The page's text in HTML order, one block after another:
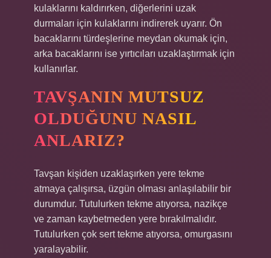
kulaklarını kaldırırken, diğerlerini uzak
durmaları için kulaklarını indirerek uyarır. Ön
bacaklarını türdeşlerine meydan okumak için,
arka bacaklarını ise yırtıcıları uzaklaştırmak için
kullanırlar.
TAVŞANIN MUTSUZ
OLDUĞUNU NASIL
ANLARIZ?
Tavşan kişiden uzaklaşırken yere tekme
atmaya çalışırsa, üzgün olması anlaşılabilir bir
durumdur. Tutulurken tekme atıyorsa, nazikçe
ve zaman kaybetmeden yere bırakılmalıdır.
Tutulurken çok sert tekme atıyorsa, omurgasını
yaralayabilir.